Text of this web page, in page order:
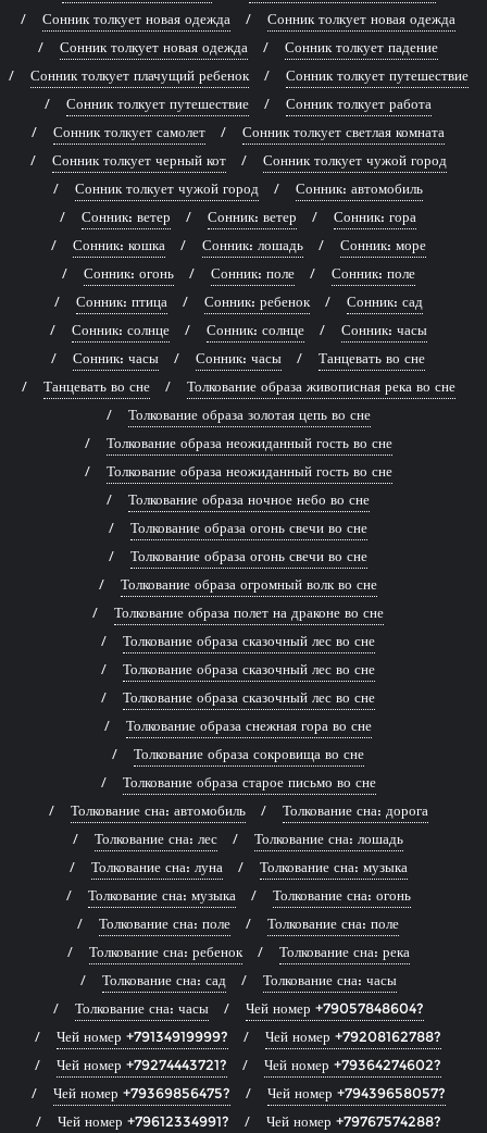
Сонник толкует новая одежда
Сонник толкует новая одежда
Сонник толкует новая одежда
Сонник толкует падение
Сонник толкует плачущий ребенок
Сонник толкует путешествие
Сонник толкует путешествие
Сонник толкует работа
Сонник толкует самолет
Сонник толкует светлая комната
Сонник толкует черный кот
Сонник толкует чужой город
Сонник толкует чужой город
Сонник: автомобиль
Сонник: ветер
Сонник: ветер
Сонник: гора
Сонник: кошка
Сонник: лошадь
Сонник: море
Сонник: огонь
Сонник: поле
Сонник: поле
Сонник: птица
Сонник: ребенок
Сонник: сад
Сонник: солнце
Сонник: солнце
Сонник: часы
Сонник: часы
Сонник: часы
Танцевать во сне
Танцевать во сне
Толкование образа живописная река во сне
Толкование образа золотая цепь во сне
Толкование образа неожиданный гость во сне
Толкование образа неожиданный гость во сне
Толкование образа ночное небо во сне
Толкование образа огонь свечи во сне
Толкование образа огонь свечи во сне
Толкование образа огромный волк во сне
Толкование образа полет на драконе во сне
Толкование образа сказочный лес во сне
Толкование образа сказочный лес во сне
Толкование образа сказочный лес во сне
Толкование образа снежная гора во сне
Толкование образа сокровища во сне
Толкование образа старое письмо во сне
Толкование сна: автомобиль
Толкование сна: дорога
Толкование сна: лес
Толкование сна: лошадь
Толкование сна: луна
Толкование сна: музыка
Толкование сна: музыка
Толкование сна: огонь
Толкование сна: поле
Толкование сна: поле
Толкование сна: ребенок
Толкование сна: река
Толкование сна: сад
Толкование сна: часы
Толкование сна: часы
Чей номер +79057848604?
Чей номер +79134919999?
Чей номер +79208162788?
Чей номер +79274443721?
Чей номер +79364274602?
Чей номер +79369856475?
Чей номер +79439658057?
Чей номер +79612334991?
Чей номер +79767574288?